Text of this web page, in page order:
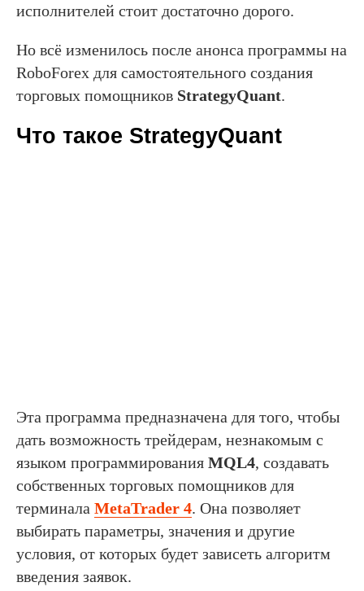
исполнителей стоит достаточно дорого.
Но всё изменилось после анонса программы на
RoboForex для самостоятельного создания
торговых помощников StrategyQuant.
Что такое StrategyQuant
Эта программа предназначена для того, чтобы
дать возможность трейдерам, незнакомым с
языком программирования MQL4, создавать
собственных торговых помощников для
терминала MetaTrader 4. Она позволяет
выбирать параметры, значения и другие
условия, от которых будет зависеть алгоритм
введения заявок.